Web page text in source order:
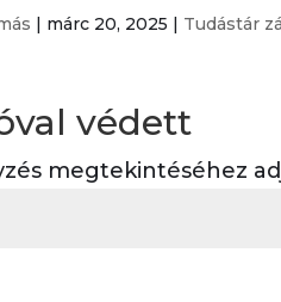
| márc 20, 2025 | Tudástár
védett
megtekintéséhez